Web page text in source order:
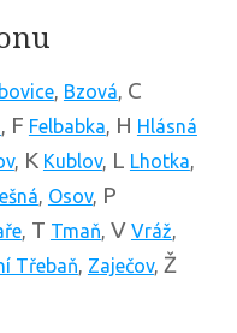
, Bzová, C
, F Felbabka, H Hlásná
, K Kublov, L Lhotka,
, Osov, P
, T Tmaň, V Vráž,
Třebaň, Zaječov, Ž